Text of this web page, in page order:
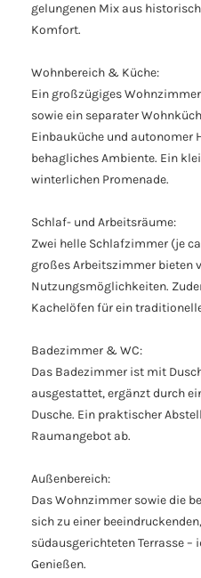
gelungenen Mix aus
Komfort.
Wohnbereich & Küche:
Ein großzügiges
sowie ein separater
Einbauküche und autonomer
behagliches Ambiente. Ein
winterlichen Promenade.
Schlaf- und Arbeitsräume:
Zwei helle Schlafzimmer (je
großes Arbeitszimmer bieten
Nutzungsmöglichkeiten.
Kachelöfen für ein
Badezimmer & WC:
Das Badezimmer ist mit
ausgestattet, ergänzt durch
Dusche. Ein praktischer
Raumangebot ab.
Außenbereich:
Das Wohnzimmer sowie die
sich zu einer
südausgerichteten Terrasse –
Genießen.